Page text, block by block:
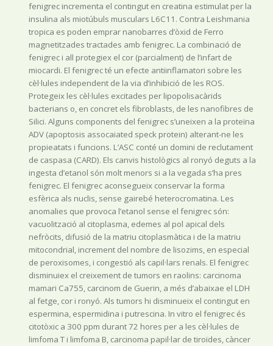
fenigrec incrementa el contingut en creatina estimulat per la
insulina als miotúbuls musculars L6C11. Contra Leishmania
tropica es poden emprar nanobarres d’òxid de Ferro
magnetitzades tractades amb fenigrec. La combinació de
fenigrec i all protegiex el cor (parcialment) de l’infart de
miocardi. El fenigrec té un efecte antiinflamatori sobre les
cèl·lules independent de la via d’inhibició de les ROS.
Protegeix les cèl·lules excitades per lipopolisacàrids
bacterians o, en concret els fibroblasts, de les nanofibres de
Silici. Alguns components del fenigrec s’uneixen a la proteïna
ADV (apoptosis assocaiated speck protein) alterant-ne les
propieatats i funcions. L’ASC conté un domini de reclutament
de caspasa (CARD). Els canvis histològics al ronyó deguts a la
ingesta d’etanol són molt menors si a la vegada s’ha pres
fenigrec. El fenigrec aconsegueix conservar la forma
esfèrica als nuclis, sense gairebé heterocromatina. Les
anomalies que provoca l’etanol sense el fenigrec són:
vacuolització al citoplasma, edemes al pol apical dels
nefròcits, difusió de la matriu citoplasmàtica i de la matriu
mitocondrial, increment del nombre de lisozims, en especial
de peroxisomes, i congestió als capil·lars renals. El fenigrec
disminuiex el creixement de tumors en raolins: carcinoma
mamari Ca755, carcinom de Guerin, a més d’abaixae el LDH
al fetge, cor i ronyó. Als tumors hi disminueix el contingut en
espermina, espermidina i putrescina. In vitro el fenigrec és
citotòxic a 300 ppm durant 72 hores per a les cèl·lules de
limfoma T i limfoma B, carcinoma papil·lar de tiroïdes, càncer